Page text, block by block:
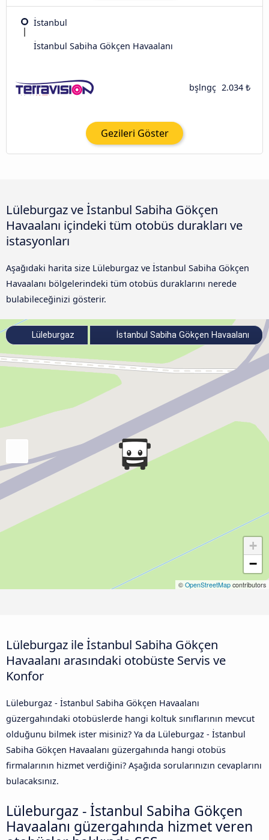
İstanbul
İstanbul Sabiha Gökçen Havaalanı
bşlngç 2.034 ₺
Gezileri Göster
Lüleburgaz ve İstanbul Sabiha Gökçen
Havaalanı içindeki tüm otobüs durakları ve
istasyonları
Aşağıdaki harita size Lüleburgaz ve İstanbul Sabiha Gökçen
Havaalanı bölgelerindeki tüm otobüs duraklarını nerede
bulabileceğinizi gösterir.
+
−
© OpenStreetMap contributors
Lüleburgaz İstanbul Sabiha Gökçen Havaalanı
Lüleburgaz ile İstanbul Sabiha Gökçen
Havaalanı arasındaki otobüste Servis ve
Konfor
Lüleburgaz - İstanbul Sabiha Gökçen Havaalanı
güzergahındaki otobüslerde hangi koltuk sınıflarının mevcut
olduğunu bilmek ister misiniz? Ya da Lüleburgaz - İstanbul
Sabiha Gökçen Havaalanı güzergahında hangi otobüs
firmalarının hizmet verdiğini? Aşağıda sorularınızın cevaplarını
bulacaksınız.
Lüleburgaz - İstanbul Sabiha Gökçen
Havaalanı güzergahında hizmet veren